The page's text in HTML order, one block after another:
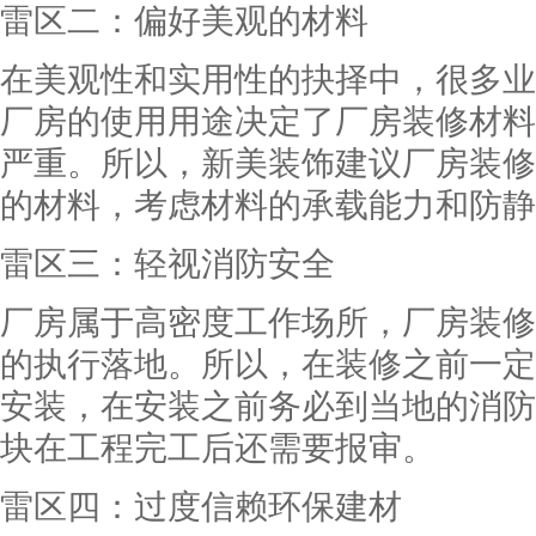
雷区二：偏好美观的材料
在美观性和实用性的抉择中，很多
厂房的使用用途决定了厂房装修材
严重。所以，新美装饰建议厂房装
的材料，考虑材料的承载能力和防
雷区三：轻视消防安全
厂房属于高密度工作场所，厂房装
的执行落地。所以，在装修之前一
安装，在安装之前务必到当地的消
块在工程完工后还需要报审。
雷区四：过度信赖环保建材